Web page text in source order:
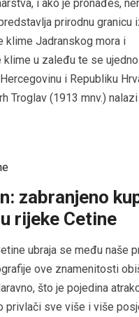
i ako je pronađeš,
prirodnu granicu
klime Jadranskog mora i
klime u zaleđu te se
i Republiku
Troglav (1913 mnv.)
zabranjeno
rijeke Cetine
ubraja se među naše
ove znamenitosti
što je pojedina
privlači sve više i više